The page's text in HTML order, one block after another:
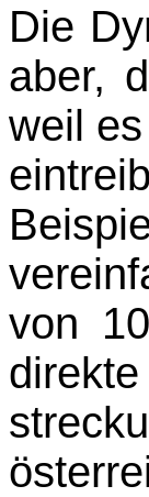
Die
aber,
weil
von